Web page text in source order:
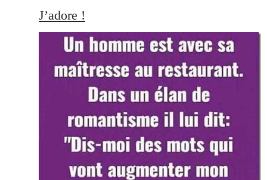
J’adore !